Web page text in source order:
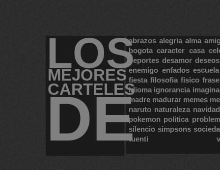
LOS
MEJORES
CARTELES
DE
abrazos alegria alma
bogota caracter casa
deportes desamor deseos
enemigo enfados escuela
fiesta filosofia fisico
idioma ignorancia
madre madurar memes
naruto naturaleza navidad
pokemon politica
silencio simpsons
tuenti